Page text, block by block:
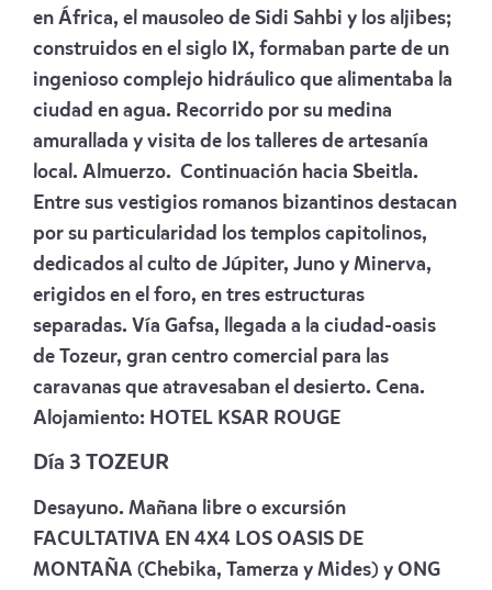
en África, el mausoleo de Sidi Sahbi y los aljibes;
construidos en el siglo IX, formaban parte de un
ingenioso complejo hidráulico que alimentaba la
ciudad en agua. Recorrido por su medina
amurallada y visita de los talleres de artesanía
local. Almuerzo. Continuación hacia Sbeitla.
Entre sus vestigios romanos bizantinos destacan
por su particularidad los templos capitolinos,
dedicados al culto de Júpiter, Juno y Minerva,
erigidos en el foro, en tres estructuras
separadas. Vía Gafsa, llegada a la ciudad-oasis
de Tozeur, gran centro comercial para las
caravanas que atravesaban el desierto. Cena.
Alojamiento: HOTEL KSAR ROUGE
Día 3 TOZEUR
Desayuno. Mañana libre o excursión
FACULTATIVA EN 4X4 LOS OASIS DE
MONTAÑA (Chebika, Tamerza y Mides) y ONG